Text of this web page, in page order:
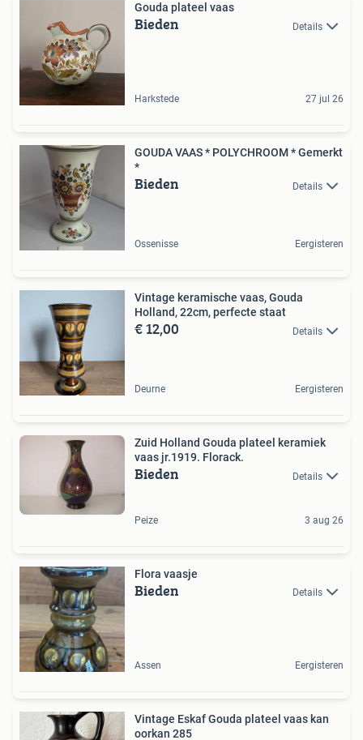
Gouda plateel vaas
Bieden Details
Harkstede 27 jul 26
GOUDA VAAS * POLYCHROOM * Gemerkt
*
Bieden Details
Ossenisse Eergisteren
Vintage keramische vaas, Gouda
Holland, 22cm, perfecte staat
€ 12,00 Details
Deurne Eergisteren
Zuid Holland Gouda plateel keramiek
vaas jr.1919. Florack.
Bieden Details
Peize 3 aug 26
Flora vaasje
Bieden Details
Assen Eergisteren
Vintage Eskaf Gouda plateel vaas kan
oorkan 285